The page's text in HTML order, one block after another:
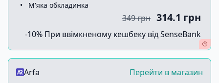
• М'яка обкладинка
349 грн 314.1 грн
-10% При ввімкненому кешбеку від SenseBank
Arfa Перейти в магазин